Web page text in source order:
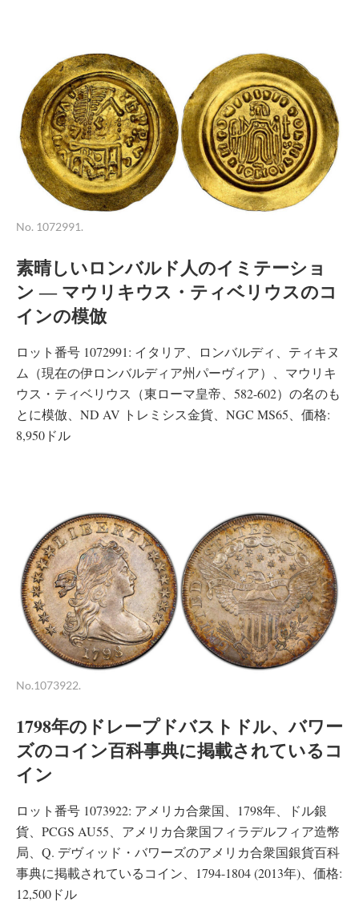
No. 1072991.
素晴しいロンバルド人のイミテーショ
ン ― マウリキウス・ティベリウスのコ
インの模倣
ロット番号 1072991: イタリア、ロンバルディ、ティキヌ
ム（現在の伊ロンバルディア州パーヴィア）、マウリキ
ウス・ティベリウス（東ローマ皇帝、582-602）の名のも
とに模倣、ND AV トレミシス金貨、NGC MS65、価格:
8,950ドル
No.1073922.
1798年のドレープドバストドル、バワー
ズのコイン百科事典に掲載されているコ
イン
ロット番号 1073922: アメリカ合衆国、1798年、ドル銀
貨、PCGS AU55、アメリカ合衆国フィラデルフィア造幣
局、Q. デヴィッド・バワーズのアメリカ合衆国銀貨百科
事典に掲載されているコイン、1794-1804 (2013年)、価格:
12,500ドル